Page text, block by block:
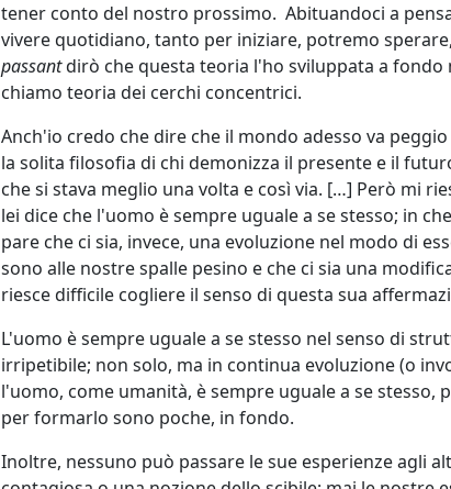
tener conto del nostro prossimo. Abituandoci a
vivere quotidiano, tanto per iniziare, potremo
passantdirò che questa teoria l'ho sviluppata a fondo
chiamo teoria dei cerchi concentrici.
Anch'io credo che dire che il mondo adesso va
la solita filosofia di chi demonizza il presente e il
che si stava meglio una volta e così via. […] Però mi
lei dice che l'uomo è sempre uguale a se stesso; in
pare che ci sia, invece, una evoluzione nel modo di
sono alle nostre spalle pesino e che ci sia una
riesce difficile cogliere il senso di questa sua
L'uomo è sempre uguale a se stesso nel senso di
irripetibile; non solo, ma in continua evoluzione (o
l'uomo, come umanità, è sempre uguale a se stesso,
per formarlo sono poche, in fondo.
Inoltre, nessuno può passare le sue esperienze agli